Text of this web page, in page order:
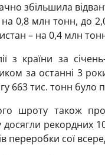
збільшила
0,8 млн тонн, до
– на 0,4 млн
з країни за
за останні 3
663 тис. тонн було
шроту також
досягли
переробки сої